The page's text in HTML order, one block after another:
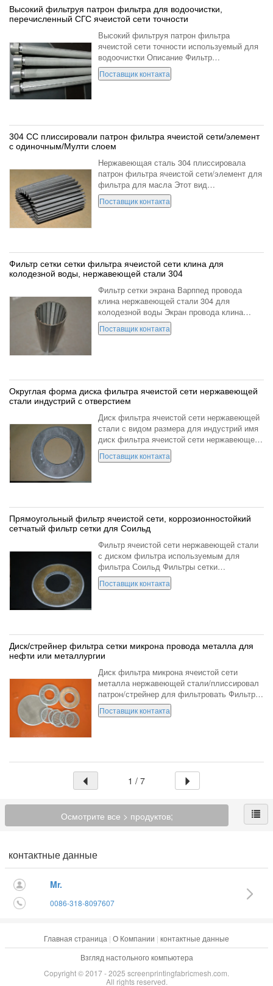
Высокий фильтруя патрон фильтра для водоочистки,
перечисленный СГС ячеистой сети точности
Высокий фильтруя патрон фильтра
ячеистой сети точности используемый для
водоочистки Описание Фильтр
нержавеющей стали (фильтр нержавеющей
стали), имеет хорошее хорошее
Поставщик контакта
304 СС плиссировали патрон фильтра ячеистой сети/элемент
с одиночным/Мулти слоем
Нержавеющая сталь 304 плиссировала
патрон фильтра ячеистой сети/элемент для
фильтра для масла Этот вид
плиссированного фильтра ячеистой сети
сделан ячеистой сетью формы сплетенной
Поставщик контакта
Фильтр сетки сетки фильтра ячеистой сети клина для
колодезной воды, нержавеющей стали 304
Фильтр сетки экрана Варппед провода
клина нержавеющей стали 304 для
колодезной воды Экран провода клина
также экран Джонсона калледе. Описание:
Экран провода клина сделан во время
Поставщик контакта
Округлая форма диска фильтра ячеистой сети нержавеющей
стали индустрий с отверстием
Диск фильтра ячеистой сети нержавеющей
стали с видом размера для индустрий имя
диск фильтра ячеистой сети нержавеющей
стали форма круглый, прямоугольный,
квадратный или как ваша просьба сетка
Поставщик контакта
Прямоугольный фильтр ячеистой сети, коррозионностойкий
сетчатый фильтр сетки для Соильд
Фильтр ячеистой сети нержавеющей стали
с диском фильтра используемым для
фильтра Соильд Фильтры сетки
нержавеющей стали сделаны из сетки
нержавеющей стали, как сплетенная
Поставщик контакта
Диск/стрейнер фильтра сетки микрона провода металла для
нефти или металлургии
Диск фильтра микрона ячеистой сети
металла нержавеющей стали/плиссировал
патрон/стрейнер для фильтровать Фильтры
сетки нержавеющей стали сделаны из
сетки нержавеющей стали, как сплетенная
Поставщик контакта
1 / 7
Осмотрите все > продуктов;
контактные данные
Mr.
0086-318-8097607
Главная страница | О Компании | контактные данные
Взгляд настольного компьютера
Copyright © 2017 - 2025 screenprintingfabricmesh.com.
All rights reserved.